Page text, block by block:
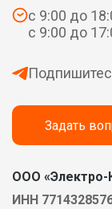
с 9:00 до
с 9:00 до
Задать
ООО «Электро-
ИНН